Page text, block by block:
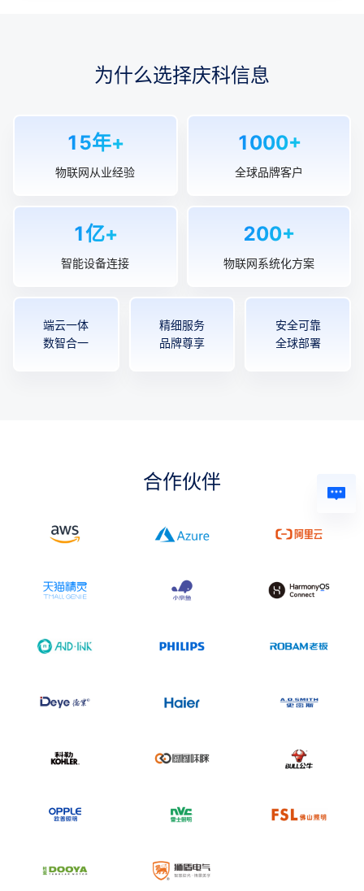
为什么选择庆科信息
15年+
物联网从业经验
1000+
全球品牌客户
1亿+
智能设备连接
200+
物联网系统化方案
端云一体
数智合一
精细服务
品牌尊享
安全可靠
全球部署
合作伙伴